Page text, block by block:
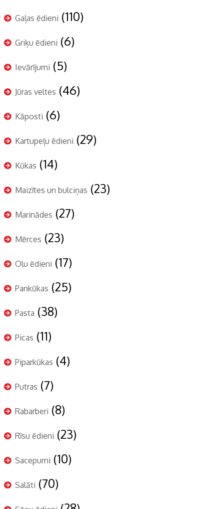
Gaļas ēdieni (110)
Griķu ēdieni (6)
Ievārījumi (5)
Jūras veltes (46)
Kāposti (6)
Kartupeļu ēdieni (29)
Kūkas (14)
Maizītes un bulciņas (23)
Marinādes (27)
Mērces (23)
Olu ēdieni (17)
Pankūkas (25)
Pasta (38)
Picas (11)
Piparkūkas (4)
Putras (7)
Rabarberi (8)
Rīsu ēdieni (23)
Sacepumi (10)
Salāti (70)